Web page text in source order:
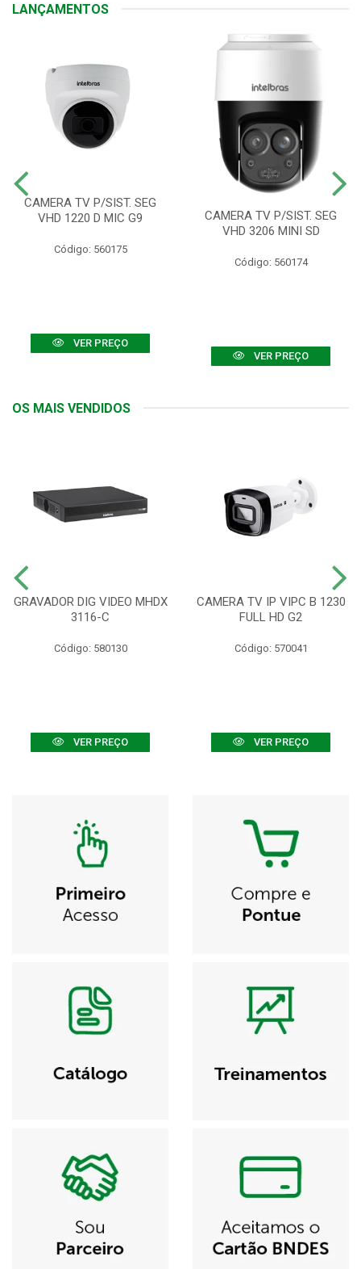
LANÇAMENTOS
CAMERA TV P/SIST. SEG
VHD 1220 D MIC G9
Código: 560175
VER PREÇO
CAMERA TV P/SIST. SEG
VHD 3206 MINI SD
Código: 560174
VER PREÇO
OS MAIS VENDIDOS
GRAVADOR DIG VIDEO MHDX
3116-C
Código: 580130
VER PREÇO
CAMERA TV IP VIPC B 1230
FULL HD G2
Código: 570041
VER PREÇO